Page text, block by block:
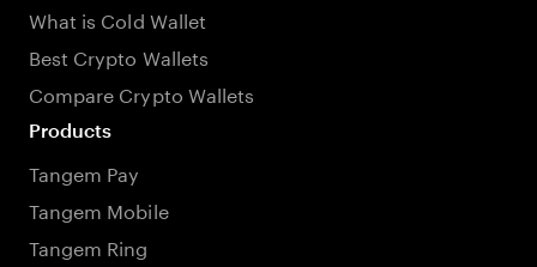
What is Cold Wallet
Best Crypto Wallets
Compare Crypto Wallets
Products
Tangem Pay
Tangem Mobile
Tangem Ring